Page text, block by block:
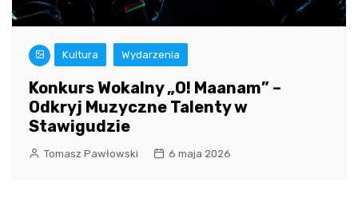
Kultura Wydarzenia
Konkurs Wokalny „O! Maanam” –
Odkryj Muzyczne Talenty w
Stawigudzie
Tomasz Pawłowski 6 maja 2026